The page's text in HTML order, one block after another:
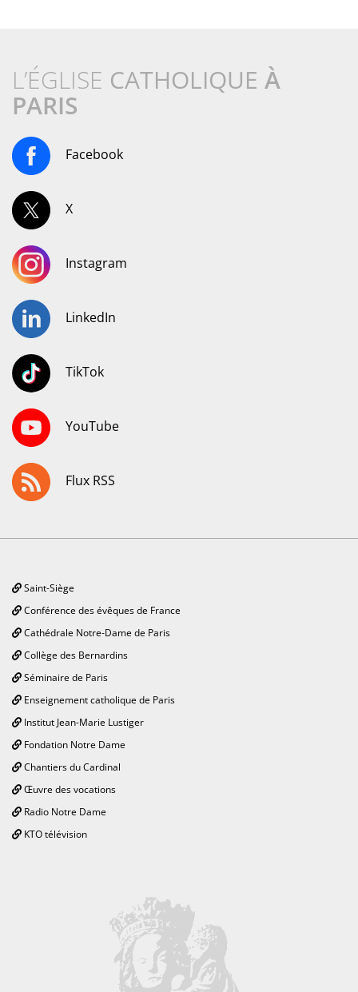
L’ÉGLISE CATHOLIQUE À
PARIS
Facebook
X
Instagram
LinkedIn
TikTok
YouTube
Flux RSS
Saint-Siège
Conférence des évêques de France
Cathédrale Notre-Dame de Paris
Collège des Bernardins
Séminaire de Paris
Enseignement catholique de Paris
Institut Jean-Marie Lustiger
Fondation Notre Dame
Chantiers du Cardinal
Œuvre des vocations
Radio Notre Dame
KTO télévision